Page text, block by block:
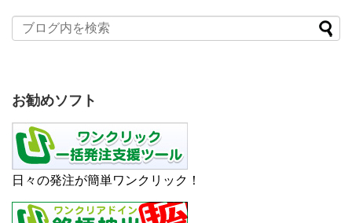
お勧めソフト
日々の発注が簡単ワンクリック！